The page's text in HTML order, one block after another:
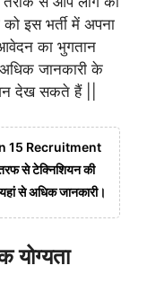
इस भर्ती में अपना
का भुगतान
जानकारी के
देख सकते हैं ||
15 Recruitment
से टेक्निशियन की
से अधिक जानकारी।
योग्यता